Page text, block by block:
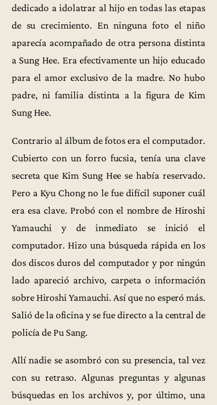
dedicado a idolatrar al hijo en todas las etapas
de su crecimiento. En ninguna foto el niño
aparecía acompañado de otra persona distinta
a Sung Hee. Era efectivamente un hijo educado
para el amor exclusivo de la madre. No hubo
padre, ni familia distinta a la figura de Kim
Sung Hee.
Contrario al álbum de fotos era el computador.
Cubierto con un forro fucsia, tenía una clave
secreta que Kim Sung Hee se había reservado.
Pero a Kyu Chong no le fue difícil suponer cuál
era esa clave. Probó con el nombre de Hiroshi
Yamauchi y de inmediato se inició el
computador. Hizo una búsqueda rápida en los
dos discos duros del computador y por ningún
lado apareció archivo, carpeta o información
sobre Hiroshi Yamauchi. Así que no esperó más.
Salió de la oficina y se fue directo a la central de
policía de Pu Sang.
Allí nadie se asombró con su presencia, tal vez
con su retraso. Algunas preguntas y algunas
búsquedas en los archivos y, por último, una